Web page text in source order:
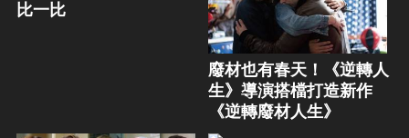
比一比
廢材也有春天！《逆轉人
生》導演搭檔打造新作
《逆轉廢材人生》